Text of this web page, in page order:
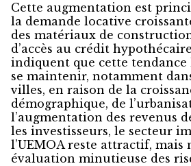
Cette augmentation est
la demande locative
des matériaux de
d’accès au crédit
indiquent que cette tendance
se maintenir, notamment
villes, en raison de la
démographique, de
l’augmentation des revenus
les investisseurs, le secteur
l’UEMOA reste attractif, mais
évaluation minutieuse des